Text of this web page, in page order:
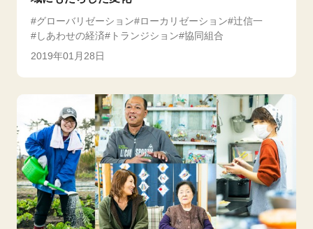
グローバリゼーション ローカリゼーション 辻信一
しあわせの経済
トランジション 協同組合
2019年01月28日